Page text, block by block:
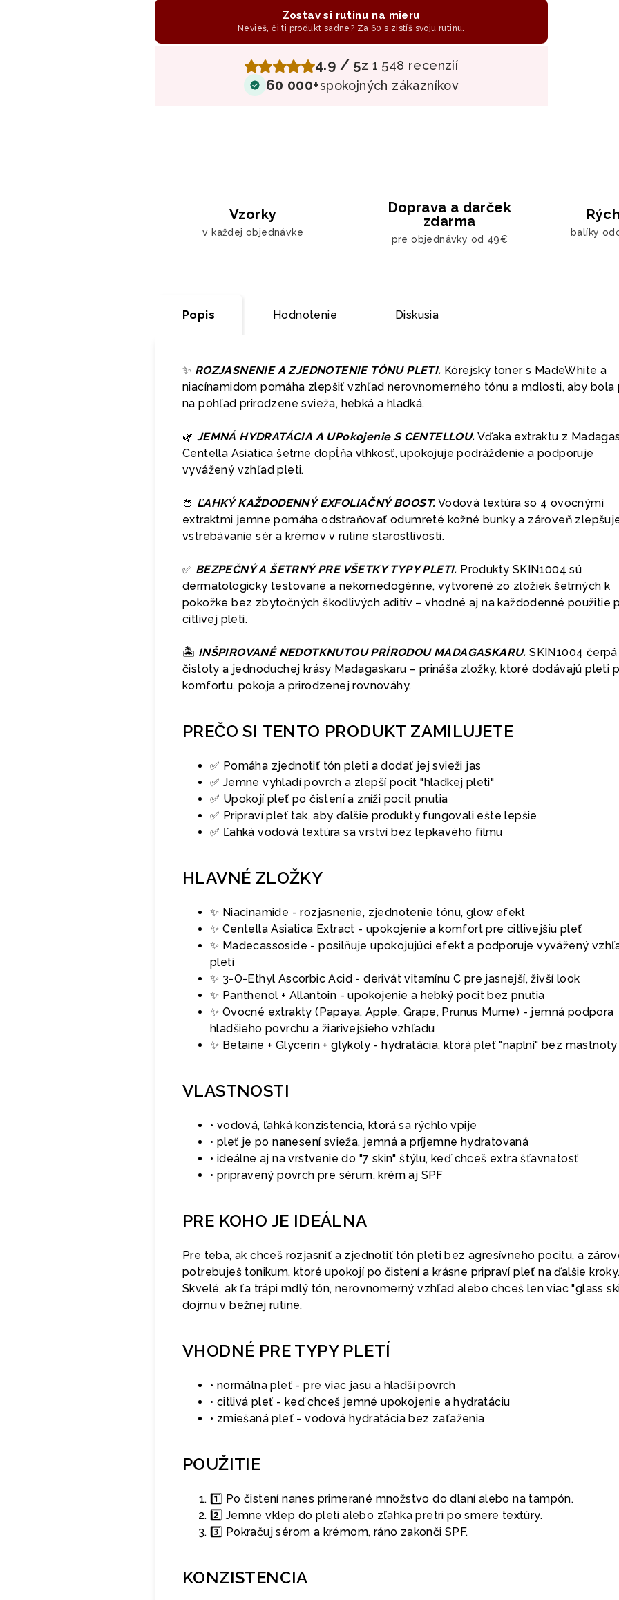
Zostav si rutinu na mieru
Nevieš, či ti produkt sadne? Za 60 s zistíš svoju rutinu.
4.9 / 5z 1 548 recenzií
60 000+spokojných zákazníkov
Vzorky
v každej objednávke
Doprava a darček
zdarma
pre objednávky od 49€
balíky
Popis Hodnotenie Diskusia
✨ ROZJASNENIE A ZJEDNOTENIE TÓNU PLETI. Kórejský toner s MadeWhite a
niacínamidom pomáha zlepšiť vzhľad nerovnomerného tónu a mdlosti, aby bola
na pohľad prirodzene svieža, hebká a hladká.
🌿 JEMNÁ HYDRATÁCIA A UPokojenie S CENTELLOU. Vďaka extraktu z
Centella Asiatica šetrne dopĺňa vlhkosť, upokojuje podráždenie a podporuje
vyvážený vzhľad pleti.
🍑 ĽAHKÝ KAŽDODENNÝ EXFOLIAČNÝ BOOST. Vodová textúra so 4 ovocnými
extraktmi jemne pomáha odstraňovať odumreté kožné bunky a zároveň
vstrebávanie sér a krémov v rutine starostlivosti.
✅ BEZPEČNÝ A ŠETRNÝ PRE VŠETKY TYPY PLETI. Produkty SKIN1004 sú
dermatologicky testované a nekomedogénne, vytvorené zo zložiek šetrných k
pokožke bez zbytočných škodlivých aditív – vhodné aj na každodenné použitie
citlivej pleti.
🏝️ INŠPIROVANÉ NEDOTKNUTOU PRÍRODOU MADAGASKARU. SKIN1004
čistoty a jednoduchej krásy Madagaskaru – prináša zložky, ktoré dodávajú pleti
komfortu, pokoja a prirodzenej rovnováhy.
PREČO SI TENTO PRODUKT ZAMILUJETE
✅ Pomáha zjednotiť tón pleti a dodať jej svieži jas
✅ Jemne vyhladí povrch a zlepší pocit "hladkej pleti"
✅ Upokojí pleť po čistení a zníži pocit pnutia
✅ Pripraví pleť tak, aby ďalšie produkty fungovali ešte lepšie
✅ Ľahká vodová textúra sa vrství bez lepkavého filmu
HLAVNÉ ZLOŽKY
✨ Niacinamide - rozjasnenie, zjednotenie tónu, glow efekt
✨ Centella Asiatica Extract - upokojenie a komfort pre citlivejšiu pleť
✨ Madecassoside - posilňuje upokojujúci efekt a podporuje vyvážený
pleti
✨ 3-O-Ethyl Ascorbic Acid - derivát vitamínu C pre jasnejší, živší look
✨ Panthenol + Allantoin - upokojenie a hebký pocit bez pnutia
✨ Ovocné extrakty (Papaya, Apple, Grape, Prunus Mume) - jemná podpora
hladšieho povrchu a žiarivejšieho vzhľadu
✨ Betaine + Glycerin + glykoly - hydratácia, ktorá pleť "naplní" bez mastnoty
VLASTNOSTI
• vodová, ľahká konzistencia, ktorá sa rýchlo vpije
• pleť je po nanesení svieža, jemná a príjemne hydratovaná
• ideálne aj na vrstvenie do "7 skin" štýlu, keď chceš extra šťavnatosť
• pripravený povrch pre sérum, krém aj SPF
PRE KOHO JE IDEÁLNA
Pre teba, ak chceš rozjasniť a zjednotiť tón pleti bez agresívneho pocitu, a
potrebuješ tonikum, ktoré upokojí po čistení a krásne pripraví pleť na ďalšie
Skvelé, ak ťa trápi mdlý tón, nerovnomerný vzhľad alebo chceš len viac "glass
dojmu v bežnej rutine.
VHODNÉ PRE TYPY PLETÍ
• normálna pleť - pre viac jasu a hladší povrch
• citlivá pleť - keď chceš jemné upokojenie a hydratáciu
• zmiešaná pleť - vodová hydratácia bez zaťaženia
POUŽITIE
1️⃣ Po čistení nanes primerané množstvo do dlaní alebo na tampón.
2️⃣ Jemne vklep do pleti alebo zľahka pretri po smere textúry.
3️⃣ Pokračuj sérom a krémom, ráno zakonči SPF.
KONZISTENCIA